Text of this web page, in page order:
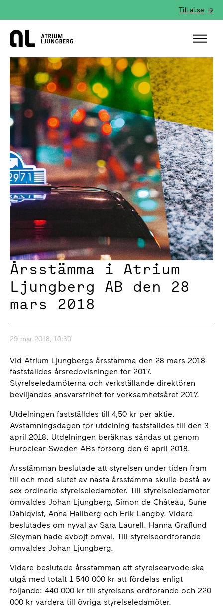
Till al.se
Hem
Årsstämma i Atrium
Ljungberg AB den 28
mars 2018
29 mar 2018, 10:30
Vid Atrium Ljungbergs årsstämma den 28 mars 2018
fastställdes årsredovisningen för 2017.
Styrelseledamöterna och verkställande direktören
beviljandes ansvarsfrihet för verksamhetsåret 2017.
Utdelningen fastställdes till 4,50 kr per aktie.
Avstämningsdagen för utdelning fastställdes till den 3
april 2018. Utdelningen beräknas sändas ut genom
Euroclear Sweden ABs försorg den 6 april 2018.
Årsstämman beslutade att styrelsen under tiden fram
till och med slutet av nästa årsstämma skulle bestå av
sex ordinarie styrelseledamöter. Till styrelseledamöter
omvaldes Johan Ljungberg, Simon de Château, Sune
Dahlqvist, Anna Hallberg och Erik Langby. Vidare
beslutades om nyval av Sara Laurell. Hanna Graflund
Sleyman hade avböjt omval. Till styrelseordförande
omvaldes Johan Ljungberg.
Vidare beslutade årsstämman att styrelsearvode ska
utgå med totalt 1 540 000 kr att fördelas enligt
följande: 440 000 kr till styrelsens ordförande och 220
000 kr vardera till övriga styrelseledamöter.